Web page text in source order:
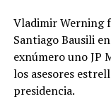
Vladimir Werning
Santiago Bausili
exnúmero uno JP
los asesores
presidencia.